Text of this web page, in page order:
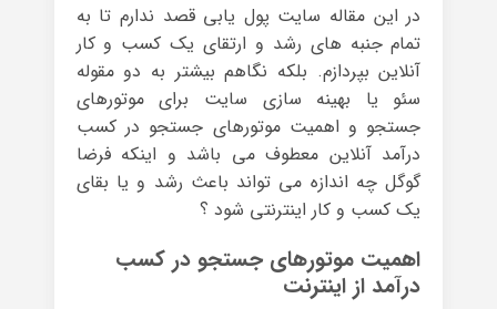
در این مقاله سایت پول یابی قصد ندارم تا به
تمام جنبه های رشد و ارتقای یک کسب و کار
آنلاین بپردازم. بلکه نگاهم بیشتر به دو مقوله
سئو یا بهینه سازی سایت برای موتورهای
جستجو و اهمیت موتورهای جستجو در کسب
درآمد آنلاین معطوف می باشد و اینکه فرضا
گوگل چه اندازه می تواند باعث رشد و یا بقای
یک کسب و کار اینترنتی شود ؟
اهمیت موتورهای جستجو در کسب
درآمد از اینترنت